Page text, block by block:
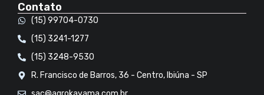
Contato
(15) 99704-0730
(15) 3241-1277
(15) 3248-9530
R. Francisco de Barros, 36 - Centro, Ibiúna - SP